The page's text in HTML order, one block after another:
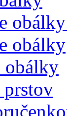
obálky
obálky